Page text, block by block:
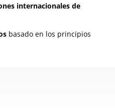
internacionales de
basado en los principios